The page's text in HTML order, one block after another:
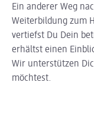
Ein anderer Weg
Weiterbildung zum
vertiefst Du Dein
erhältst einen
Wir unterstützen
möchtest.